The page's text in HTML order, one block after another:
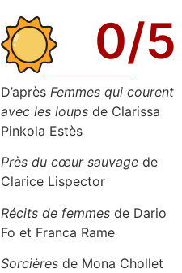
0/5
D’après Femmes qui courent
avec les loups de Clarissa
Pinkola Estès
Près du cœur sauvage de
Clarice Lispector
Récits de femmes de Dario
Fo et Franca Rame
Sorcières de Mona Chollet